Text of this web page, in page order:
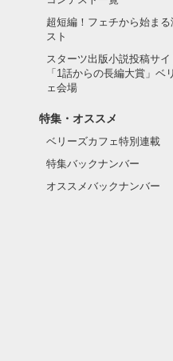
超短編！フェチから始ま
スト
スターツ出版小説投稿サ
「1話からの長編大賞」ベ
ェ会場
特集・オススメ
ベリーズカフェ特別連載
特集バックナンバー
オススメバックナンバー